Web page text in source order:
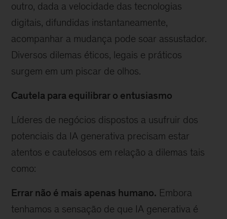
outro, dada a velocidade das tecnologias
digitais, difundidas instantaneamente,
acompanhar a mudança pode soar assustador.
Diversos dilemas éticos, legais e práticos
surgem em um piscar de olhos.
Cautela para equilibrar o entusiasmo
Líderes de negócios dispostos a usufruir dos
potenciais da IA generativa precisam estar
atentos e cautelosos em relação a dilemas tais
como:
Errar não é mais apenas humano. Embora
tenhamos a sensação de que IA generativa é